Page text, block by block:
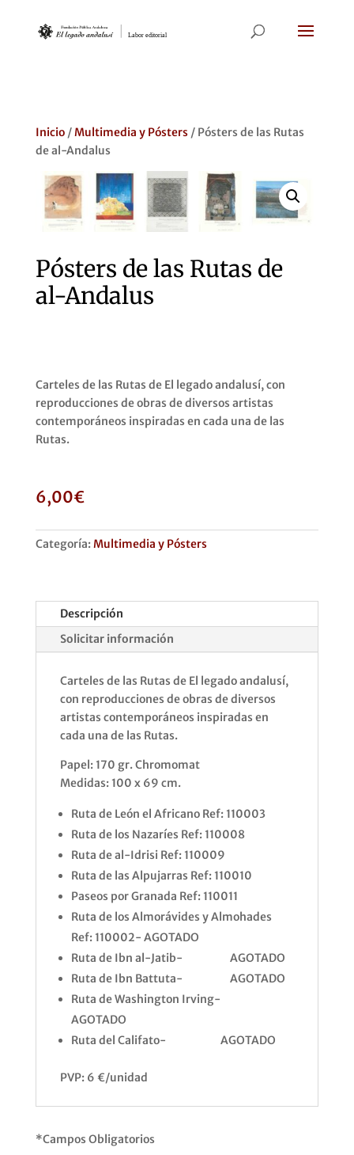
Inicio/Multimedia y Pósters/ Pósters de las Rutas
de al-Andalus
Pósters de las Rutas de
al-Andalus
Carteles de las Rutas de El legado andalusí, con
reproducciones de obras de diversos artistas
contemporáneos inspiradas en cada una de las
Rutas.
6,00€
Categoría:Multimedia y Pósters
Descripción
Solicitar información
Carteles de las Rutas de El legado andalusí,
con reproducciones de obras de diversos
artistas contemporáneos inspiradas en
cada una de las Rutas.
Papel: 170 gr. Chromomat
Medidas: 100 x 69 cm.
Ruta de León el Africano Ref: 110003
Ruta de los Nazaríes Ref: 110008
Ruta de al-Idrisi Ref: 110009
Ruta de las Alpujarras Ref: 110010
Paseos por Granada Ref: 110011
Ruta de los Almorávides y Almohades
Ref: 110002- AGOTADO
Ruta de Ibn al-Jatib- AGOTADO
Ruta de Ibn Battuta- AGOTADO
Ruta de Washington Irving-
AGOTADO
Ruta del Califato- AGOTADO
PVP: 6 €/unidad
*Campos Obligatorios